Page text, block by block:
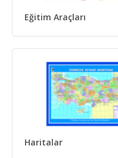
Eğitim Araçları
Haritalar